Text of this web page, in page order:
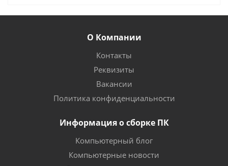
О Компании
Контакты
Реквизиты
Вакансии
Политика конфиденциальности
Информация о сборке ПК
Компьютерный блог
Компьютерные новости